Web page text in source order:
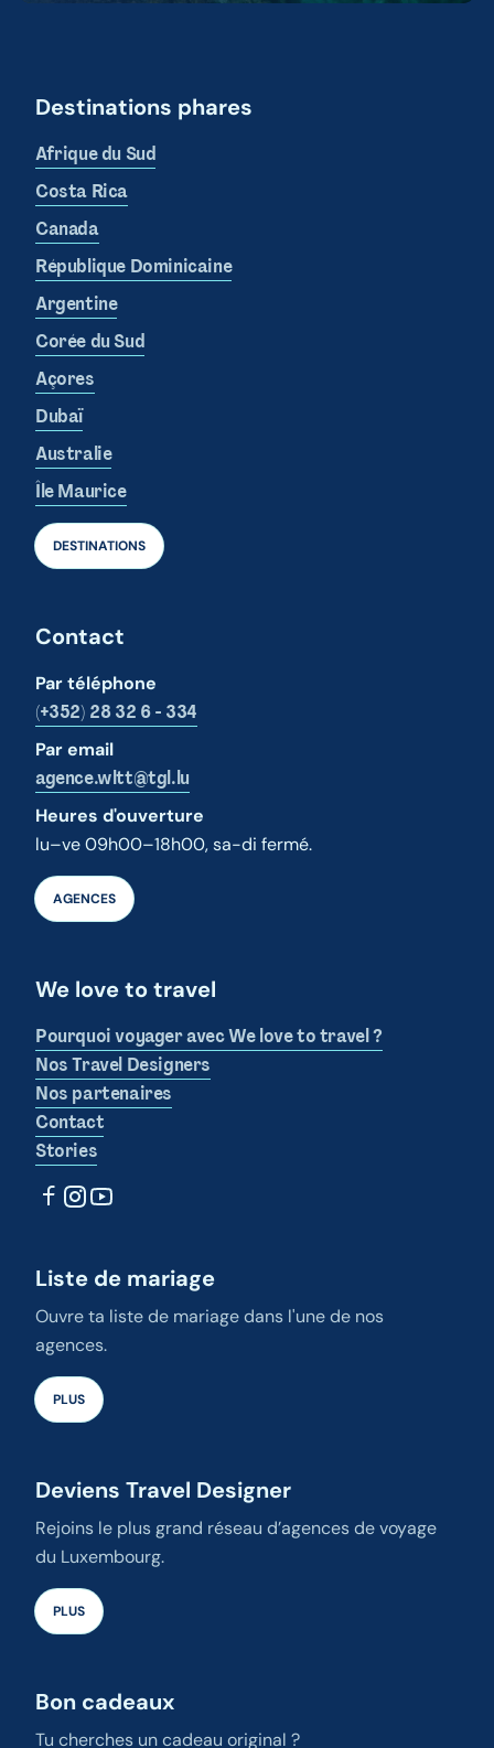
Destinations phares
Afrique du Sud
Costa Rica
Canada
République Dominicaine
Argentine
Corée du Sud
Açores
Dubaï
Australie
Île Maurice
DESTINATIONS
Contact
Par téléphone
(+352) 28 32 6 - 334
Par email
agence.wltt@tgl.lu
Heures d'ouverture
lu–ve 09h00–18h00, sa-di fermé.
AGENCES
We love to travel
Pourquoi voyager avec We love to travel ?
Nos Travel Designers
Nos partenaires
Contact
Stories
Liste de mariage
Ouvre ta liste de mariage dans l'une de nos
agences.
PLUS
Deviens Travel Designer
Rejoins le plus grand réseau d’agences de voyage
du Luxembourg.
PLUS
Bon cadeaux
Tu cherches un cadeau original ?